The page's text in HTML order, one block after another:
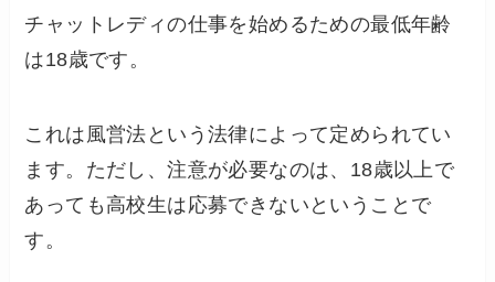
チャットレディの仕事を始めるための最低年齢
は18歳です。
これは風営法という法律によって定められてい
ます。ただし、注意が必要なのは、18歳以上で
あっても高校生は応募できないということで
す。